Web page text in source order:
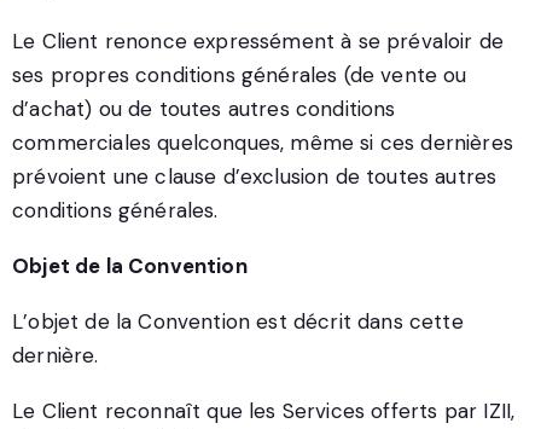
Le Client renonce expressément à se prévaloir de
ses propres conditions générales (de vente ou
d’achat) ou de toutes autres conditions
commerciales quelconques, même si ces dernières
prévoient une clause d’exclusion de toutes autres
conditions générales.
Objet de la Convention
L’objet de la Convention est décrit dans cette
dernière.
Le Client reconnaît que les Services offerts par IZII,